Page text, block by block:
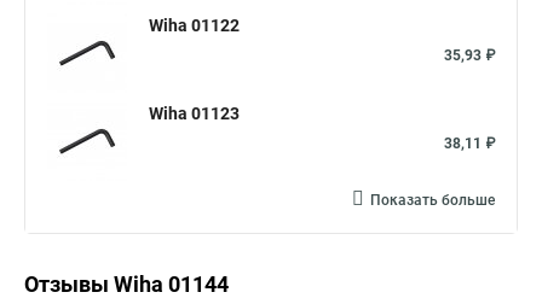
Wiha 01122
35,93 ₽
Wiha 01123
38,11 ₽
Показать больше
Отзывы Wiha 01144